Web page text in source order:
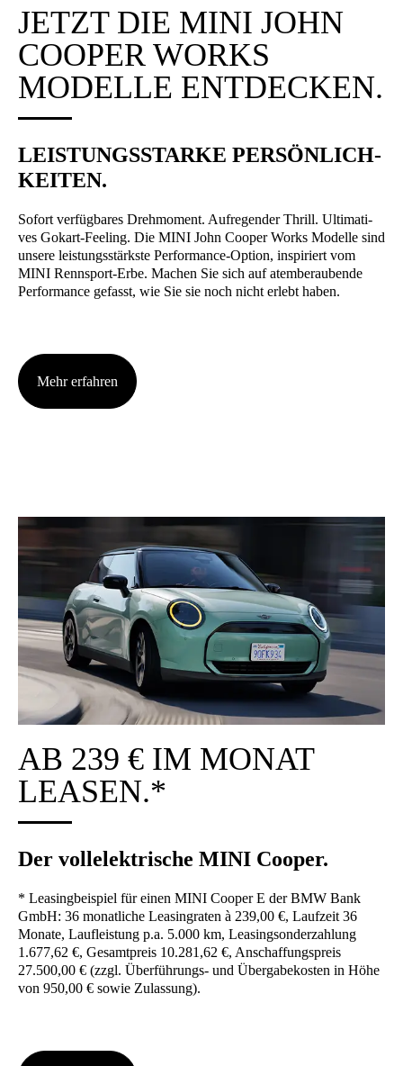
JETZT DIE MINI JOHN
COO­PER WORKS
MODEL­LE ENT­DE­CKEN.
LEIS­TUNGS­STAR­KE PER­SÖN­LICH­
KEI­TEN.
Sofort ver­füg­ba­res Dreh­mo­ment. Auf­re­gen­der Thrill. Ulti­ma­ti­
ves Gokart-Fee­ling. Die MINI John Coo­per Works Model­le sind
unse­re leis­tungs­stärks­te Per­for­mance-Opti­on, inspi­riert vom
MINI Renn­sport-Erbe. Machen Sie sich auf atem­be­rau­ben­de
Per­for­mance gefasst, wie Sie sie noch nicht erlebt haben.
Mehr erfah­ren
AB 239 € IM MONAT
LEA­SEN.*
Der voll­elek­tri­sche MINI Coo­per.
* Lea­sing­bei­spiel für einen MINI Coo­per E der BMW Bank
GmbH: 36 monat­li­che Lea­sing­ra­ten à 239,00 €, Lauf­zeit 36
Mona­te, Lauf­leis­tung p.a. 5.000 km, Lea­sing­son­der­zah­lung
1.677,62 €, Gesamt­preis 10.281,62 €, Anschaf­fungs­preis
27.500,00 € (zzgl. Über­füh­rungs- und Über­ga­be­kos­ten in Höhe
von 950,00 € sowie Zulas­sung).